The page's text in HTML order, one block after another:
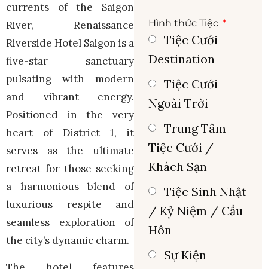
currents of the Saigon
River, Renaissance
Riverside Hotel Saigon is a
five-star sanctuary
pulsating with modern
and vibrant energy.
Positioned in the very
heart of District 1, it
serves as the ultimate
retreat for those seeking
a harmonious blend of
luxurious respite and
seamless exploration of
the city’s dynamic charm.
Hình thức Tiệc
Tiệc Cưới
Destination
Tiệc Cưới
Ngoài Trời
Trung Tâm
Tiệc Cưới /
Khách Sạn
Tiệc Sinh Nhật
/ Kỷ Niệm / Cầu
Hôn
Sự Kiện